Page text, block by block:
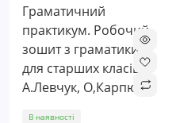
В наявності